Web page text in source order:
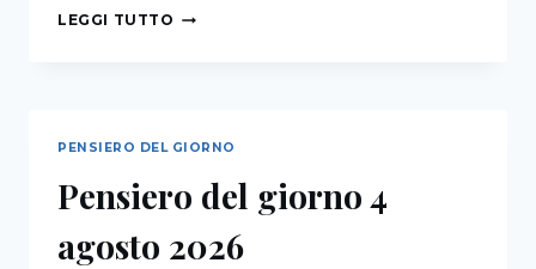
LEGGI TUTTO
PENSIERO DEL GIORNO
Pensiero del giorno 4
agosto 2026